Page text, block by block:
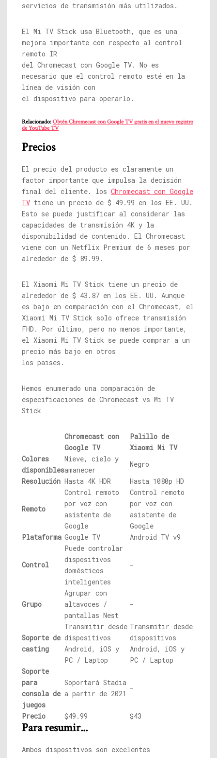
servicios de transmisión más utilizados.
El Mi TV Stick usa Bluetooth, que es una
mejora importante con respecto al control
remoto IR
del Chromecast con Google TV. No es
necesario que el control remoto esté en la
línea de visión con
el dispositivo para operarlo.
Relacionado: Obtén Chromecast con Google TV gratis en el nuevo registro
de YouTube TV
Precios
El precio del producto es claramente un
factor importante que impulsa la decisión
final del cliente. los Chromecast con Google
TV tiene un precio de $ 49.99 en los EE. UU.
Esto se puede justificar al considerar las
capacidades de transmisión 4K y la
disponibilidad de contenido. El Chromecast
viene con un Netflix Premium de 6 meses por
alrededor de $ 89.99.
El Xiaomi Mi TV Stick tiene un precio de
alrededor de $ 43.87 en los EE. UU. Aunque
es bajo en comparación con el Chromecast, el
Xiaomi Mi TV Stick solo ofrece transmisión
FHD. Por último, pero no menos importante,
el Xiaomi Mi TV Stick se puede comprar a un
precio más bajo en otros
los paises.
Hemos enumerado una comparación de
especificaciones de Chromecast vs Mi TV
Stick
Chromecast con
Google TV
Palillo de
Xiaomi Mi TV
Colores
disponibles
Nieve, cielo y
amanecer
Negro
Resolución Hasta 4K HDR Hasta 1080p HD
Remoto
Control remoto
por voz con
asistente de
Google
Control remoto
por voz con
asistente de
Google
Plataforma Google TV Android TV v9
Control
Puede controlar
dispositivos
domésticos
inteligentes
-
Grupo
Agrupar con
altavoces /
pantallas Nest
-
Soporte de
casting
Transmitir desde
dispositivos
Android, iOS y
PC / Laptop
Transmitir desde
dispositivos
Android, iOS y
PC / Laptop
Soporte
para
consola de
juegos
Soportará Stadia
a partir de 2021
-
Precio $49.99 $43
Para resumir...
Ambos dispositivos son excelentes